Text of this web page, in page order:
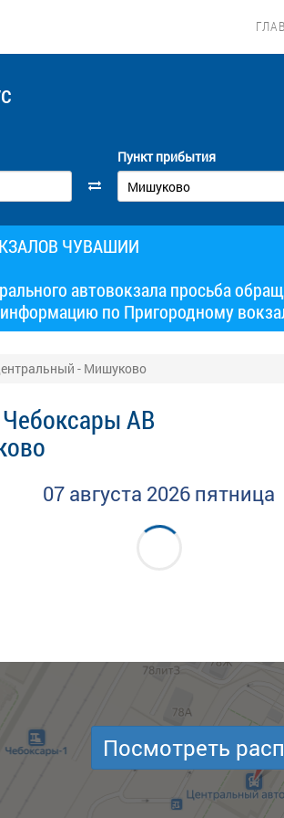
Пункт прибытия
ЧУВАШИИ
автовокзала просьба
информацию по Пригородному
- Мишуково
Чебоксары АВ
07 августа 2026 пятница
Посмотреть